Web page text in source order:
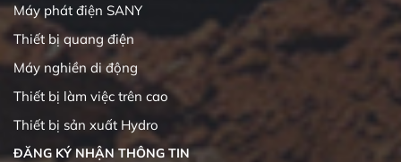
Máy phát điện SANY
Thiết bị quang điện
Máy nghiền di động
Thiết bị làm việc trên cao
Thiết bị sản xuất Hydro
ĐĂNG KÝ NHẬN THÔNG TIN